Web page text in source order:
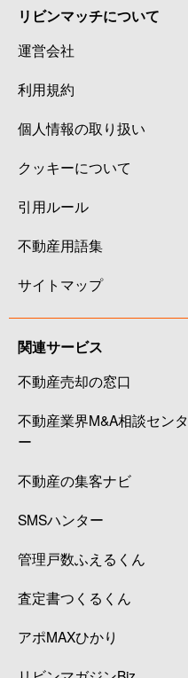
リビンマッチについて
運営会社
利用規約
個人情報の取り扱い
クッキーについて
引用ルール
不動産用語集
サイトマップ
関連サービス
不動産売却の窓口
不動産業界M&A相談センタ
ー
不動産の集客ナビ
SMSハンター
管理戸数ふえるくん
査定書つくるくん
アポMAXひかり